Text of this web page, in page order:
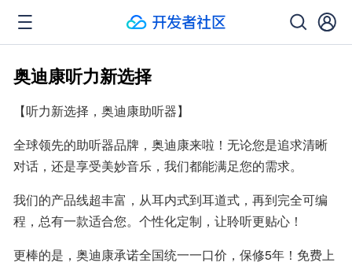
奥迪康听力新选择
【听力新选择，奥迪康助听器】
全球领先的助听器品牌，奥迪康来啦！无论您是追求清晰
对话，还是享受美妙音乐，我们都能满足您的需求。
我们的产品线超丰富，从耳内式到耳道式，再到完全可编
程，总有一款适合您。个性化定制，让聆听更贴心！
更棒的是，奥迪康承诺全国统一一口价，保修5年！免费上